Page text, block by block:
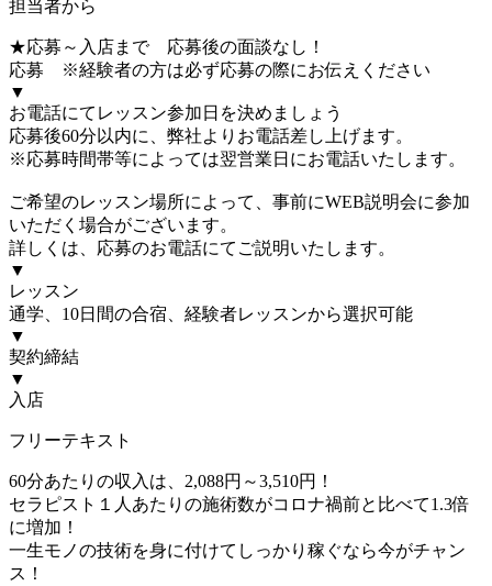
担当者から
★応募～入店まで 応募後の面談なし！
応募 ※経験者の方は必ず応募の際にお伝えください
▼
お電話にてレッスン参加日を決めましょう
応募後60分以内に、弊社よりお電話差し上げます。
※応募時間帯等によっては翌営業日にお電話いたします。
ご希望のレッスン場所によって、事前にWEB説明会に参加
いただく場合がございます。
詳しくは、応募のお電話にてご説明いたします。
▼
レッスン
通学、10日間の合宿、経験者レッスンから選択可能
▼
契約締結
▼
入店
フリーテキスト
60分あたりの収入は、2,088円～3,510円！
セラピスト１人あたりの施術数がコロナ禍前と比べて1.3倍
に増加！
一生モノの技術を身に付けてしっかり稼ぐなら今がチャン
ス！